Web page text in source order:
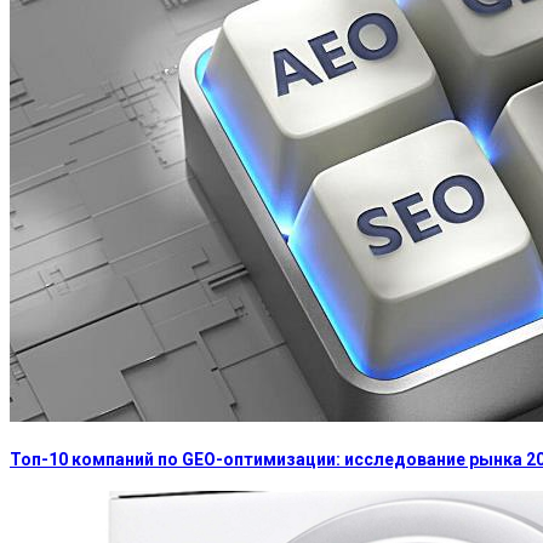
Топ-10 компаний по GEO-оптимизации: исследование рынка